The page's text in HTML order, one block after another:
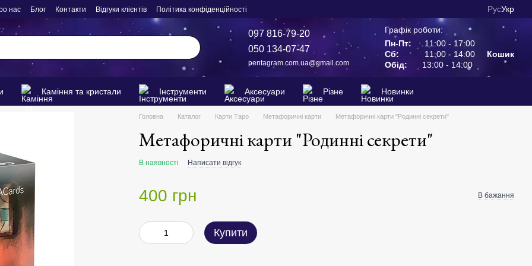
нас Блог Контакти Відгуки клієнтів Політика конфіденційності РусУкр
097 816-79-20
050 134-07-47
pentagram.com.ua@gmail.com
Графік роботи:
Пн-Пт:
11:00 - 17:00
Сб:
11:00 - 14:00
Обід:
13:00 - 14:00
Кошик
Каміння та кристали Інструменти Аксесуари Різне Новинки
Головна Каталог Карти Таро Метафоричні карти Метафоричні карти "Родинні секрети"
Метафоричні карти "Родинні секрети"
В наявності Написати відгук
400 грн В бажання
Купити